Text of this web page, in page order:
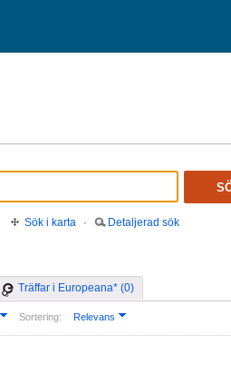
Sök i karta · Detaljerad sök
Träffar i Europeana* (0)
Sortering: Relevans